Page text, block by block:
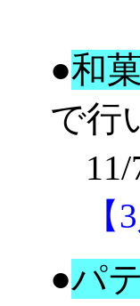
●和
で行
11/
●パ